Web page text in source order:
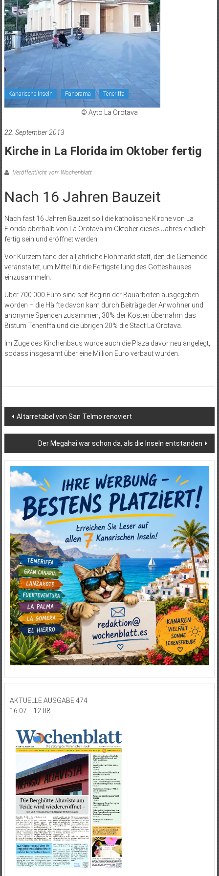
Kanarische Inseln Panorama Teneriffa
© Ayto La Orotava
22. September 2013
Kirche in La Florida im Oktober fertig
Veröffentlicht von: Wochenblatt
Nach 16 Jahren Bauzeit
Nach fast 16 Jahren Bauzeit soll die katholische Kirche von La
Florida oberhalb von La Orotava im Oktober dieses Jahres endlich
fertig sein und eröffnet werden.
Vor Kurzem fand der alljährliche Flohmarkt statt, den die Gemeinde
veranstaltet, um Mittel für die Fertigstellung des Gotteshauses
einzusammeln.
Über 700.000 Euro sind seit Beginn der Bauarbeiten ausgegeben
worden – die Hälfte davon kam durch Beiträge der Anwohner und
anonyme Spenden zusammen, 30% der Kosten übernahm das
Bistum Teneriffa und die übrigen 20% die Stadt La Orotava.
Im Zuge des Kirchenbaus wurde auch die Plaza davor neu angelegt,
sodass insgesamt über eine Million Euro verbaut wurden.
Beitragsnavigation
Altarretabel von San Telmo renoviert
Der Megahai war schon da, als die Inseln entstanden
AKTUELLE AUSGABE 474
16.07. - 12.08.